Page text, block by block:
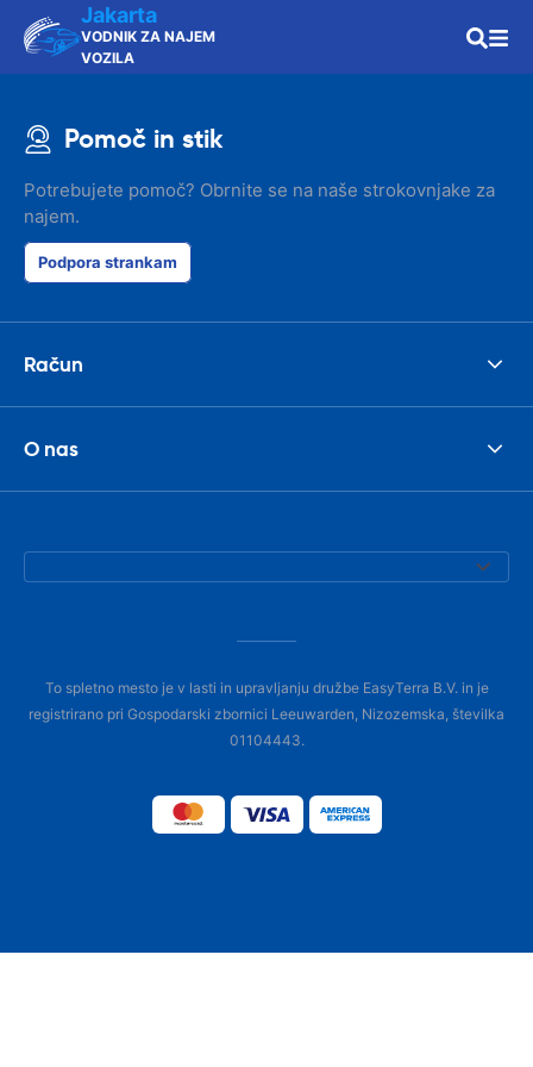
Jakarta
VODNIK ZA NAJEM
VOZILA
Pomoč in stik
Potrebujete pomoč? Obrnite se na naše strokovnjake za
najem.
Podpora strankam
Račun
O nas
To spletno mesto je v lasti in upravljanju družbe EasyTerra B.V. in je
registrirano pri Gospodarski zbornici Leeuwarden, Nizozemska, številka
01104443.